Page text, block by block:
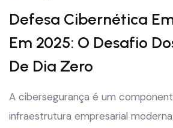
Defesa Cibernética
Em 2025: O Desafio
De Dia Zero
A cibersegurança é um
infraestrutura empresarial